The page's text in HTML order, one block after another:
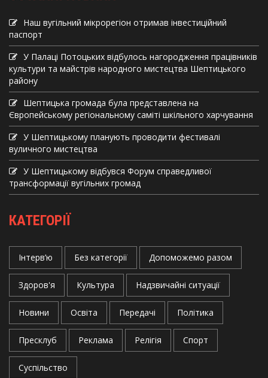
Наш вугільний мікрорегіон отримав інвеcтиційний
паспорт
У Палаці Потоцьких відбулось нагородження працівників
культури та майстрів народного мистецтва Шептицького
району
Шептицька громада була представлена на
Європейському регіональному саміті шкільного харчування
У Шептицькому планують проводити фестивалі
вуличного мистецтва
У Шептицькому відбувся Форум справедливої
трансформації вугільних громад
КАТЕГОРІЇ
Інтерв’ю Без категорії Допоможемо разом
Здоров'я Культура Надзвичайні ситуації
Новини Освіта Передачі Політика
Пресклуб Реклама Релігія Спорт
Суспільство